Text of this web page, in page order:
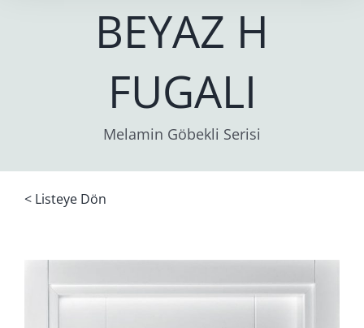
BEYAZ H
FUGALI
Melamin Göbekli Serisi
< Listeye Dön